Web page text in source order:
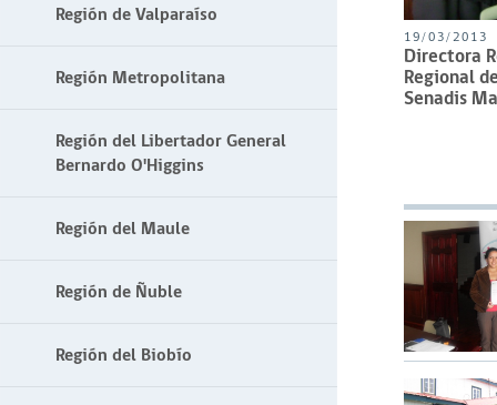
Región de Valparaíso
Región Metropolitana
Región del Libertador General
Bernardo O'Higgins
Región del Maule
Región de Ñuble
Región del Biobío
19/03/2013
Directora
Regional
Senadis